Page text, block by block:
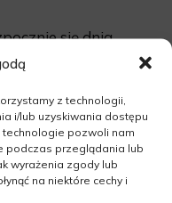
z technologii,
i/lub uzyskiwania dostępu
pozwoli nam
podczas przeglądania lub
wyrażenia zgody lub
na niektóre cechy i
się dnia
modlitwą
o godz. 12:00,
zmarłej na
w smutku